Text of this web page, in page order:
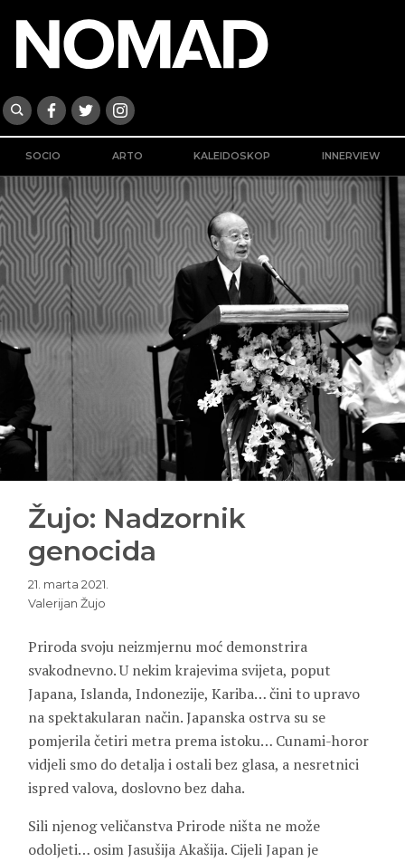
SOCIO ARTO KALEIDOSKOP INNERVIEW
Žujo: Nadzornik
genocida
21. marta 2021.
Valerijan Žujo
Priroda svoju neizmjernu moć demonstrira
svakodnevno. U nekim krajevima svijeta, poput
Japana, Islanda, Indonezije, Kariba… čini to upravo
na spektakularan način. Japanska ostrva su se
pomjerila četiri metra prema istoku… Cunami-horor
vidjeli smo do detalja i ostali bez glasa, a nesretnici
ispred valova, doslovno bez daha.
Sili njenog veličanstva Prirode ništa ne može
odoljeti… osim Jasušija Akašija. Cijeli Japan je